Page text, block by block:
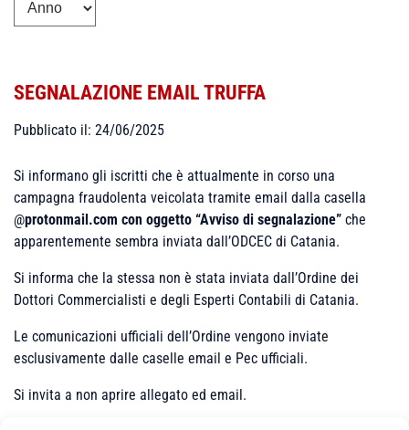
SEGNALAZIONE EMAIL TRUFFA
Pubblicato il: 24/06/2025
Si informano gli iscritti che è attualmente in corso una
campagna fraudolenta veicolata tramite email dalla casella
@protonmail.com con oggetto “Avviso di segnalazione” che
apparentemente sembra inviata dall’ODCEC di Catania.
Si informa che la stessa non è stata inviata dall’Ordine dei
Dottori Commercialisti e degli Esperti Contabili di Catania.
Le comunicazioni ufficiali dell’Ordine vengono inviate
esclusivamente dalle caselle email e Pec ufficiali.
Si invita a non aprire allegato ed email.